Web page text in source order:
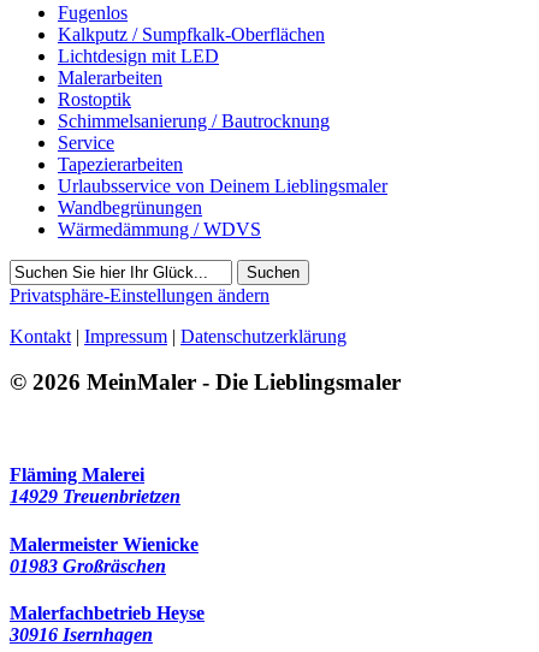
Fugenlos
Kalkputz / Sumpfkalk-Oberflächen
Lichtdesign mit LED
Malerarbeiten
Rostoptik
Schimmelsanierung / Bautrocknung
Service
Tapezierarbeiten
Urlaubsservice von Deinem Lieblingsmaler
Wandbegrünungen
Wärmedämmung / WDVS
Suchen
Privatsphäre-Einstellungen ändern
Kontakt | Impressum | Datenschutzerklärung
© 2026 MeinMaler - Die Lieblingsmaler
Fläming Malerei
14929 Treuenbrietzen
Malermeister Wienicke
01983 Großräschen
Malerfachbetrieb Heyse
30916 Isernhagen